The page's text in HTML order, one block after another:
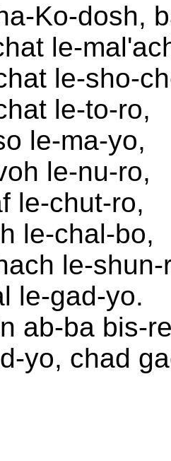
Ko-dosh,
le-
le-sho-
le-to-ro,
le-ma-yo,
le-nu-ro,
le-chut-ro,
le-chal-bo,
le-shun-
le-gad-yo.
ab-ba bis-
yo, chad